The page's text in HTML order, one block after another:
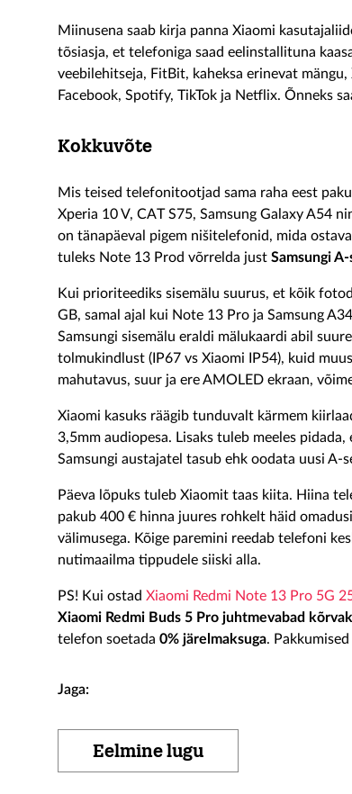
Miinusena saab kirja panna Xiaomi
tõsiasja, et telefoniga saad eelinstallituna
veebilehitseja, FitBit, kaheksa erinevat
Facebook, Spotify, TikTok ja Netflix. Õnneks
Kokkuvõte
Mis teised telefonitootjad sama raha eest
Xperia 10 V, CAT S75, Samsung Galaxy A54
on tänapäeval pigem nišitelefonid, mida
tuleks Note 13 Prod võrrelda just Samsungi
Kui prioriteediks sisemälu suurus, et kõik
GB, samal ajal kui Note 13 Pro ja Samsung
Samsungi sisemälu eraldi mälukaardi abil
tolmukindlust (IP67 vs Xiaomi IP54), kuid
mahutavus, suur ja ere AMOLED ekraan,
Xiaomi kasuks räägib tunduvalt kärmem
3,5mm audiopesa. Lisaks tuleb meeles
Samsungi austajatel tasub ehk oodata uusi A-
Päeva lõpuks tuleb Xiaomit taas kiita. Hiina
pakub 400 € hinna juures rohkelt häid
välimusega. Kõige paremini reedab telefoni
nutimaailma tippudele siiski alla.
PS! Kui ostad Xiaomi Redmi Note 13 Pro 5G
Xiaomi Redmi Buds 5 Pro juhtmevabad
telefon soetada 0% järelmaksuga.
Jaga:
Eelmine lugu